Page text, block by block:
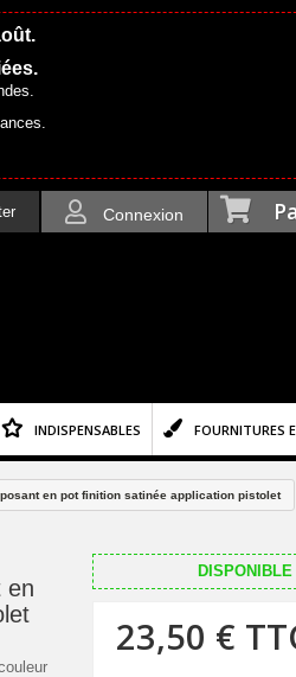
Connexion
INDISPENSABLES FOURNITURES
en pot finition satinée application pistolet
en
DISPONIBLE
23,50 €